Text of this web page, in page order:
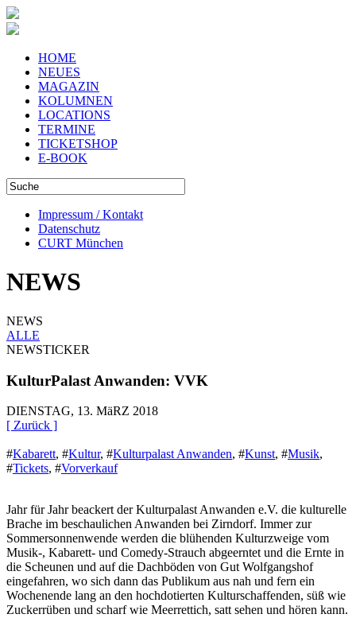
HOME
NEUES
MAGAZIN
KOLUMNEN
LOCATIONS
TERMINE
TICKETSHOP
E-BOOK
Impressum / Kontakt
Datenschutz
CURT München
NEWS
NEWS
ALLE
NEWSTICKER
KulturPalast Anwanden: VVK
DIENSTAG, 13. MäRZ 2018
[ Zurück ]
#Kabarett, #Kultur, #Kulturpalast Anwanden, #Kunst, #Musik,
#Tickets, #Vorverkauf
Jahr für Jahr beackert der Kulturpalast Anwanden e.V. die kulturelle
Brache im beschaulichen Anwanden bei Zirndorf. Immer zur
Sommersonnenwende werden die blühenden Kulturzweige vom
Musik-, Kabarett- und Comedy-Strauch abgeerntet und die Ernte in
die Scheunen und auf die Dachböden von Gut Wolfgangshof
eingefahren, wo sich dann das Publikum aus nah und fern ein
Wochenende lang an den hochdotierten Kulturschaffenden, süß wie
Zuckerrüben und scharf wie Meerrettich, satt sehen und hören kann.